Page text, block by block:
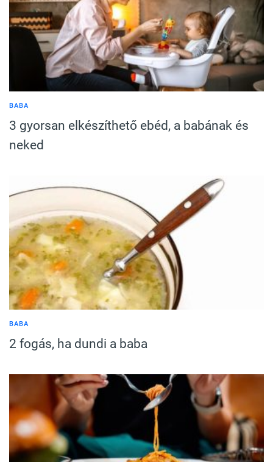
BABA
3 gyorsan elkészíthető ebéd, a babának és
neked
BABA
2 fogás, ha dundi a baba